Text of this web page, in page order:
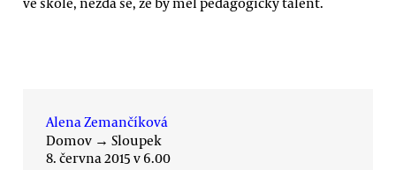
Alena Zemančíková
Domov → Sloupek
8. června 2015 v 6.00